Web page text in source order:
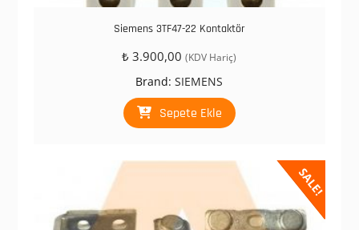
Siemens 3TF47-22 Kontaktör
₺ 3.900,00 (KDV Hariç)
Brand:SIEMENS
Sepete Ekle
SALE!